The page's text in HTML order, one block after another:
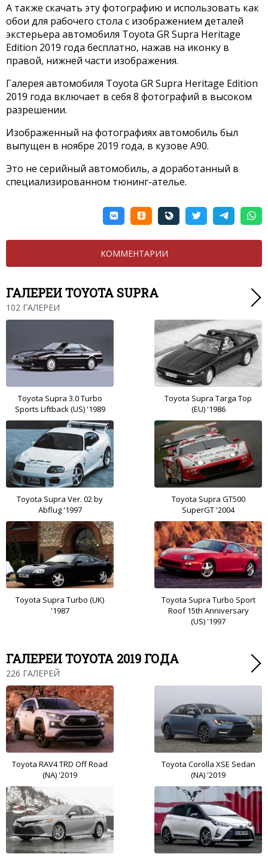
А также скачать эту фотографию и использовать как
обои для рабочего стола с изображением деталей
экстерьера автомобиля Toyota GR Supra Heritage
Edition 2019 года бесплатно, нажав на иконку в
правой, нижней части изображения.
Галерея автомобиля Toyota GR Supra Heritage Edition
2019 года включает в себя 8 фотографий в высоком
разрешении.
Изображенный на фотографиях автомобиль был
выпущен в ноябре 2019 года, в кузове A90.
Это не серийный автомобиль, а доработанный в
специализированном тюнинг-ателье.
КОММЕНТАРИИ
ГАЛЕРЕИ TOYOTA SUPRA
102 ГАЛЕРЕИ
Toyota Supra 3.0 Turbo
Sports Liftback (US) '1989
Toyota Supra Targa Top
(EU) '1986
Toyota Supra Ver. 02 by
Abflug '1997
Toyota Supra GT500
SuperGT '2004
Toyota Supra Turbo (UK)
'1987
Toyota Supra Turbo Sport
Roof 15th Anniversary
(US) '1997
ГАЛЕРЕИ TOYOTA 2019 ГОДА
226 ГАЛЕРЕЙ
Toyota RAV4 TRD Off Road
(NA) '2019
Toyota Corolla XSE Sedan
(NA) '2019